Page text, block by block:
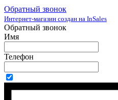
Обратный звонок
Интернет-магазин создан на InSales
Обратный звонок
Имя
Телефон